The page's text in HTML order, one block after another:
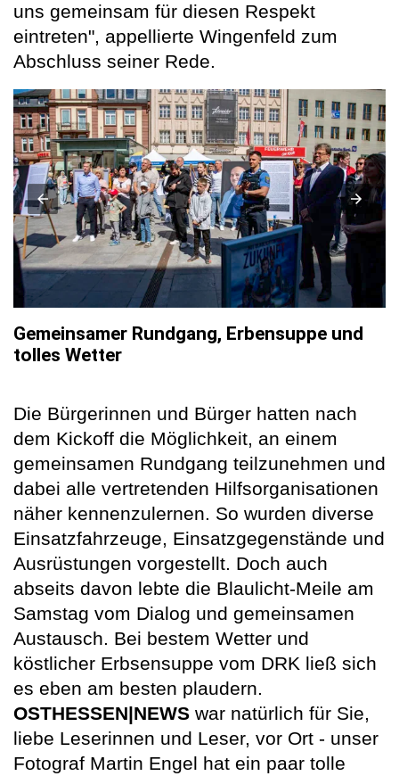
uns gemeinsam für diesen Respekt
eintreten", appellierte Wingenfeld zum
Abschluss seiner Rede.
Gemeinsamer Rundgang, Erbensuppe und
tolles Wetter
Die Bürgerinnen und Bürger hatten nach
dem Kickoff die Möglichkeit, an einem
gemeinsamen Rundgang teilzunehmen und
dabei alle vertretenden Hilfsorganisationen
näher kennenzulernen. So wurden diverse
Einsatzfahrzeuge, Einsatzgegenstände und
Ausrüstungen vorgestellt. Doch auch
abseits davon lebte die Blaulicht-Meile am
Samstag vom Dialog und gemeinsamen
Austausch. Bei bestem Wetter und
köstlicher Erbsensuppe vom DRK ließ sich
es eben am besten plaudern.
OSTHESSEN|NEWS war natürlich für Sie,
liebe Leserinnen und Leser, vor Ort - unser
Fotograf Martin Engel hat ein paar tolle